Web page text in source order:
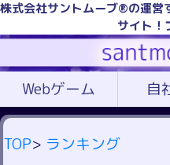
株式会社サントムーブ®の運営
サイト！
Webゲーム 自
TOP> ランキング